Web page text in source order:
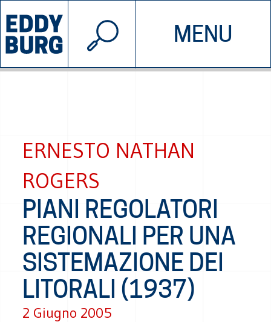
MENU
INIZIATIVE CHI SIAMO
© 2026 EDDYBURG
ERNESTO NATHAN
ROGERS
PIANI REGOLATORI
REGIONALI PER UNA
SISTEMAZIONE DEI
LITORALI (1937)
2 Giugno 2005